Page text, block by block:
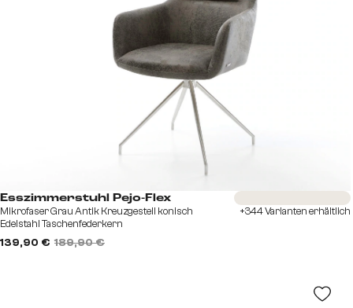
Esszimmerstuhl Pejo-Flex
Mikrofaser Grau Antik Kreuzgestell konisch
Edelstahl Taschenfederkern
139,90 € 189,90 €
Sofort versandfertig
+344 Varianten erhältlich